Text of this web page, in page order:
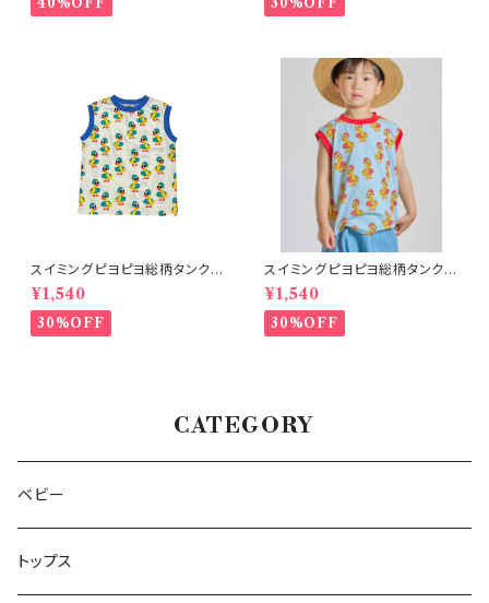
スイミングピヨピヨ総柄タンクト
ップ アイボリー
¥1,540
30%OFF
スイミングピヨピヨ総柄タンクト
ップ サックス
¥1,540
30%OFF
CATEGORY
ベビー
トップス